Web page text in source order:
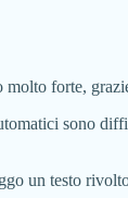
molto forte,
sono
un testo